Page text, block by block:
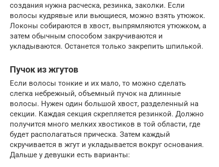
создания нужна расческа, резинка, заколки. Если
волосы кудрявые или вьющиеся, можно взять утюжок.
Локоны собираются в хвост, выпрямляются утюжком, а
затем обычным способом закручиваются и
укладываются. Останется только закрепить шпилькой.
Пучок из жгутов
Если волосы тонкие и их мало, то можно сделать
слегка небрежный, объемный пучок на длинные
волосы. Нужен один большой хвост, разделенный на
секции. Каждая секция скрепляется резинкой. Должно
получится много мелких хвостиков в той области, где
будет располагаться прическа. Затем каждый
скручивается в жгут и укладывается вокруг основания.
Дальше у девушки есть варианты: